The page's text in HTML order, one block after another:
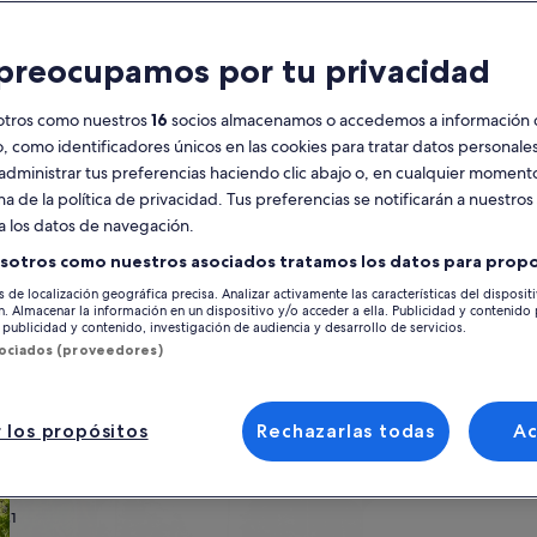
Tus
actuales
son
August
de
2026
y
de
2026.
lun.lunesmar.martes
mié.miércoles
jue.jueves
vie.viernes
sáb.sábado
dom.domingo
3 4 5 6 7 8 9
10 11 12 13
22
29 30
31
lun.lunesmar.
7 8 9
21 22
28 29
en Montijos, ¡y elige el sitio perfecto para tu escapada! Tanto si
necesitar durante la estancia, como, por ejemplo, wifi y chimenea.
accesibles y para no fumadores.
tu estilo
por tu privacidad
como nuestros16 socios almacenamos o accedemos a información
como identificadores únicos en las cookies para tratar datos
tus preferencias haciendo clic abajo o, en cualquier
de la política de privacidad. Tus preferencias se notificarán a nuestros
los datos de navegación.
como nuestros asociados tratamos los datos para
de localización geográfica precisa. Analizar activamente las características del
Almacenar la información en un dispositivo y/o acceder a ella. Publicidad y contenido
y contenido, investigación de audiencia y desarrollo de servicios.
(proveedores)
los propósitos Rechazarlas todas